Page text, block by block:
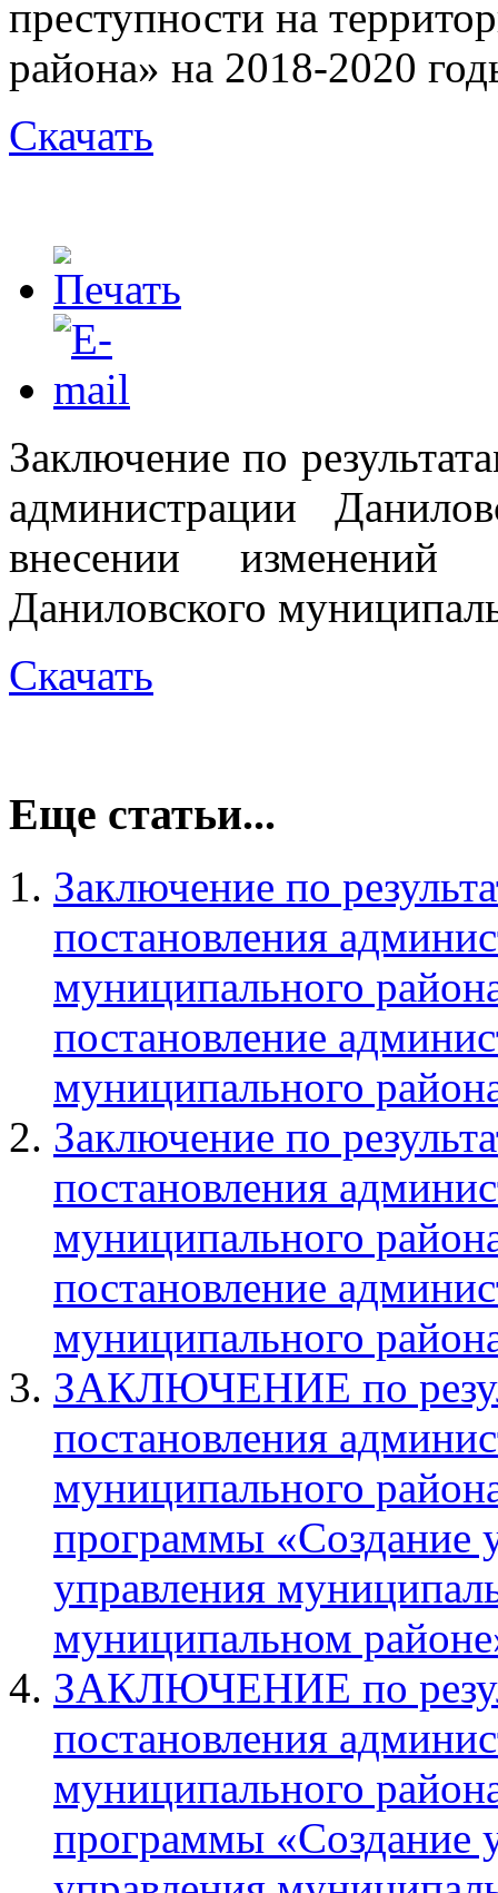
преступности на
района» на 2018-2020
Скачать
Заключение по
администрации
внесении изменений
Даниловского
Скачать
Еще статьи...
Заключение по
постановления
муниципального
постановление
муниципального
Заключение по
постановления
муниципального
постановление
муниципального
ЗАКЛЮЧЕНИЕ по
постановления
муниципального
программы «Создание
управления
муниципальном
ЗАКЛЮЧЕНИЕ по
постановления
муниципального
программы «Создание